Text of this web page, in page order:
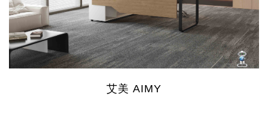
艾美 AIMY